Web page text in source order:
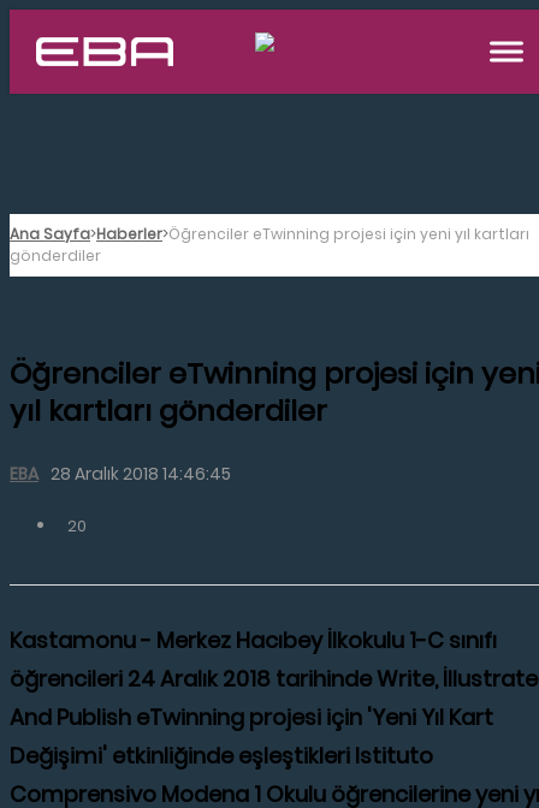
Ana Sayfa Haberler Öğrenciler eTwinning projesi için yeni yıl kartları
gönderdiler
Öğrenciler eTwinning projesi için
yıl kartları gönderdiler
EBA 28 Aralık 2018 14:46:45
20
Kastamonu - Merkez Hacıbey İlkokulu 1-C sınıfı
öğrencileri 24 Aralık 2018 tarihinde Write, İllustrate
And Publish eTwinning projesi için 'Yeni Yıl Kart
Değişimi' etkinliğinde eşleştikleri Istituto
Comprensivo Modena 1 Okulu öğrencilerine yeni